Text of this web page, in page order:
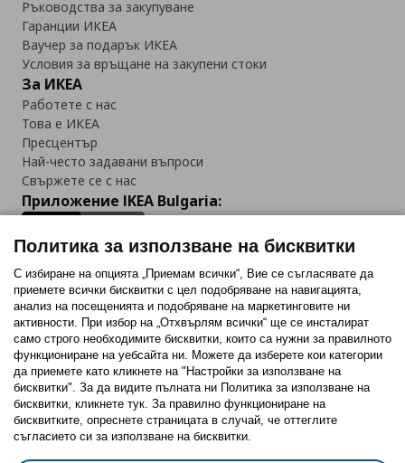
Ръководства за закупуване
Гаранции ИКЕА
Ваучер за подарък ИКЕА
Условия за връщане на закупени стоки
За ИКЕА
Работете с нас
Това е ИКЕА
Пресцентър
Най-често задавани въпроси
Свържете се с нас
Приложение IKEA Bulgaria:
Последвайте ни:
FacebookTwitterYoutubePinterestInstagram
Политика за използване на бисквитки (Cookies)
Избор на настройки за използване на бисквитки
Политика за използване на бисквитки
С избиране на опцията „Приемам всички“, Вие се съгласявате да
приемете всички бисквитки с цел подобряване на навигацията,
анализ на посещенията и подобряване на маркетинговите ни
активности. При избор на „Отхвърлям всички“ ще се инсталират
само строго необходимитe бисквитки, които са нужни за правилното
функциониране на уебсайта ни. Можете да изберете кои категории
да приемете като кликнете на "Настройки за използване на
бисквитки". За да видите пълната ни Политика за използване на
бисквитки, кликнете тук. За правилно функциониране на
бисквитките, опреснете страницата в случай, че оттеглите
съгласието си за използване на бисквитки.